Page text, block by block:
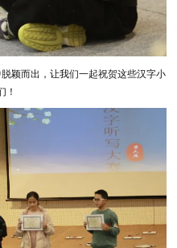
颖而出，让我们一起祝贺这些汉字小
！